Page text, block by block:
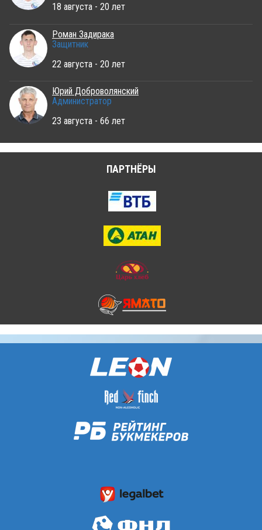
18 августа - 20 лет
Роман Задирака
Защитник
22 августа - 20 лет
Юрий Доброволянский
Администратор
23 августа - 66 лет
ПАРТНЁРЫ